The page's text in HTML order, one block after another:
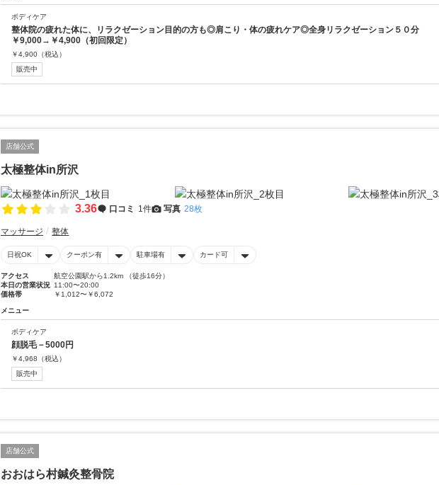
ボディケア
整体院の疲れた体に、リラクゼーション目的の方も◎肩こり・体の疲れケア◎全身リラクゼーション５０分
￥9,000→￥4,900（初回限定）
￥4,900 （税込）
販売中
店舗公式
太極整体in所沢
3.36 口コミ 1件 写真 28枚
マッサージ 整体
日祝OK クーポン有 駐車場有 カード可
アクセス
航空公園駅から1.2km （徒歩16分）
本日の営業状況 11:00〜20:00
価格帯
￥1,012〜￥6,072
メニュー
ボディケア
顔脱毛－5000円
￥4,968 （税込）
販売中
店舗公式
おおはら村鍼灸整骨院